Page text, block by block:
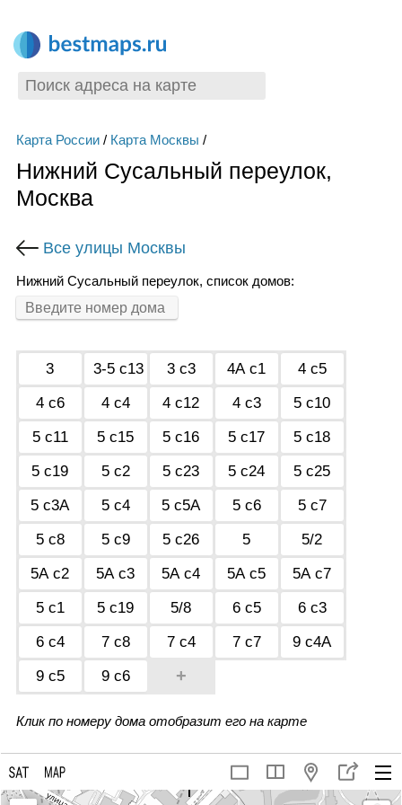
Карта России/ Карта Москвы /
Нижний Сусальный переулок,
Москва
Все улицы Москвы
Нижний Сусальный переулок, список домов:
3 3-5 с13 3 с3 4А с1
4 с5
4 с6
4 с4 4 с12 4 с3
5 с10
5 с11
5 с15 5 с16 5 с17
5 с18
5 с19
5 с2 5 с23 5 с24
5 с25
5 с3А
5 с4 5 с5А 5 с6
5 с7
5 с8
5 с9 5 с26 5
5/2
5А с2
5А с3 5А с4 5А с5
5А с7
5 с1
5 c19 5/8 6 с5
6 с3
6 с4
7 с8 7 с4 7 с7
9 с4А
9 с5
9 с6 +
Клик по номеру дома отобразит его на карте